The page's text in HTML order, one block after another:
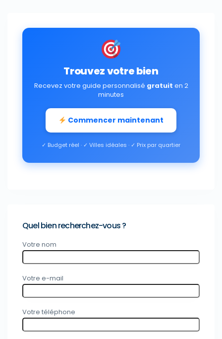
Trouvez votre bien
Recevez votre guide personnalisé gratuit en 2
minutes
Commencer maintenant
✓ Budget réel · ✓ Villes idéales · ✓ Prix par quartier
Quel bien recherchez-vous ?
Votre nom
Votre e-mail
Votre téléphone